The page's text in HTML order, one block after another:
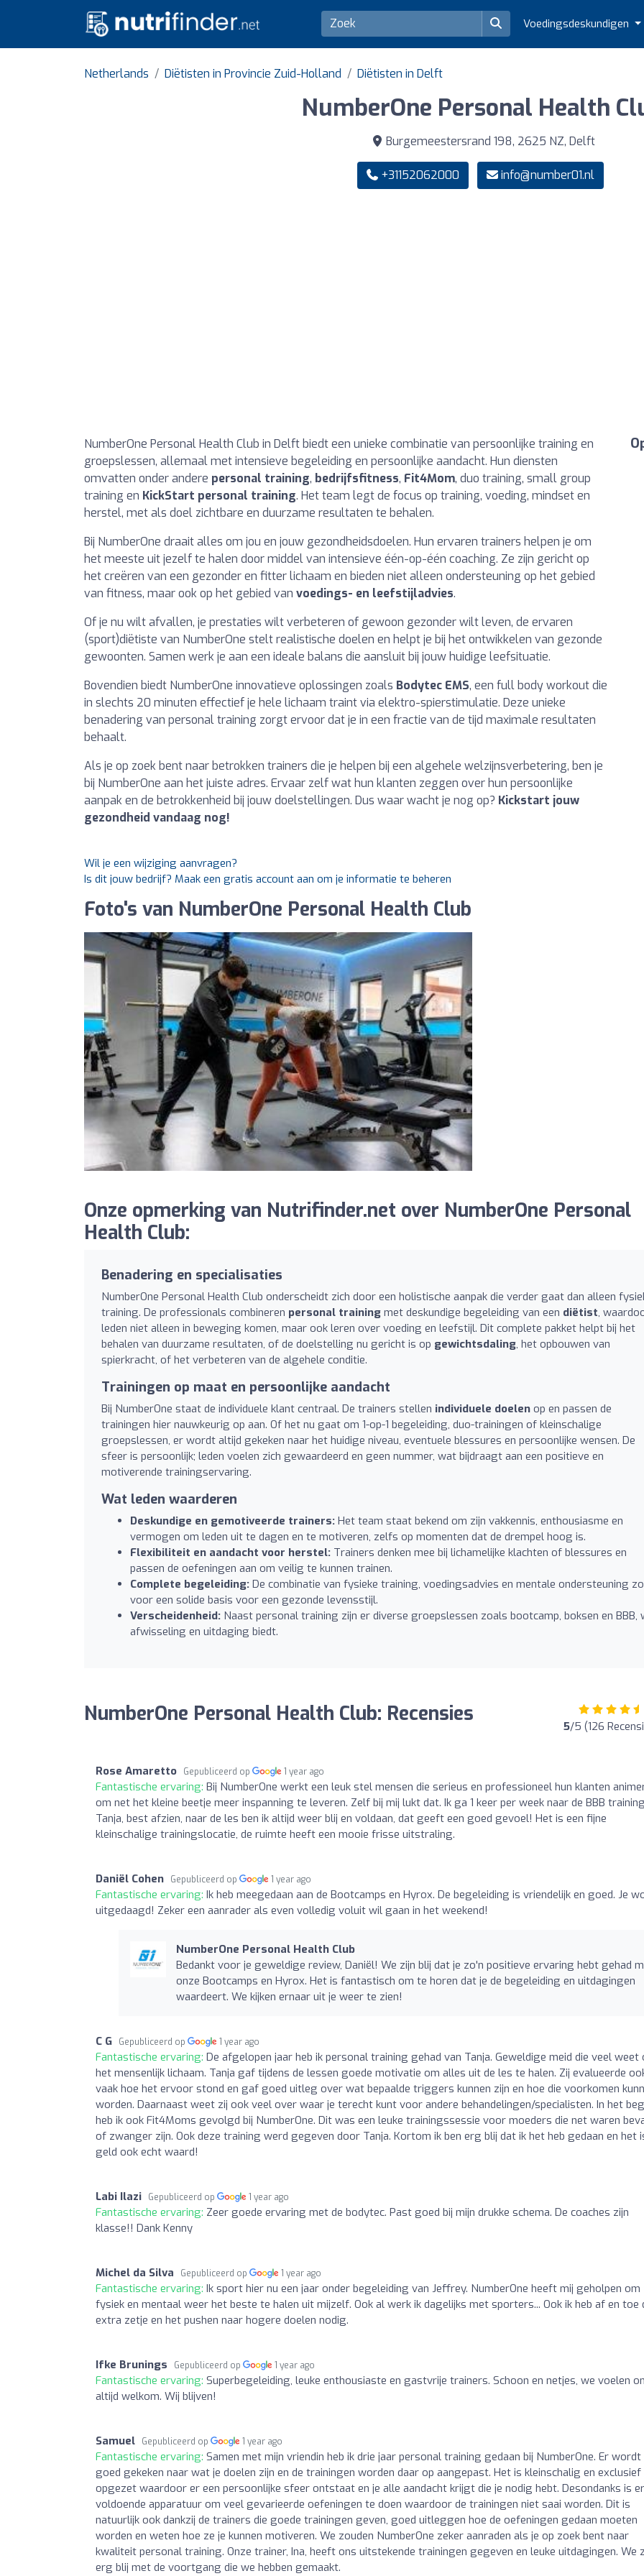
Voedingsdeskundigen
Netherlands Diëtisten in Provincie Zuid-Holland Diëtisten in Delft
NumberOne Personal Health
Burgemeestersrand 198, 2625 NZ, Delft
+31152062000 info@number01.nl
NumberOne Personal Health Club in Delft biedt een unieke combinatie van persoonlijke training en
groepslessen, allemaal met intensieve begeleiding en persoonlijke aandacht. Hun diensten
omvatten onder andere personal training, bedrijfsfitness, Fit4Mom, duo training, small group
training en KickStart personal training. Het team legt de focus op training, voeding, mindset en
herstel, met als doel zichtbare en duurzame resultaten te behalen.
Bij NumberOne draait alles om jou en jouw gezondheidsdoelen. Hun ervaren trainers helpen je om
het meeste uit jezelf te halen door middel van intensieve één-op-één coaching. Ze zijn gericht op
het creëren van een gezonder en fitter lichaam en bieden niet alleen ondersteuning op het gebied
van fitness, maar ook op het gebied van voedings- en leefstijladvies.
Of je nu wilt afvallen, je prestaties wilt verbeteren of gewoon gezonder wilt leven, de ervaren
(sport)diëtiste van NumberOne stelt realistische doelen en helpt je bij het ontwikkelen van gezonde
gewoonten. Samen werk je aan een ideale balans die aansluit bij jouw huidige leefsituatie.
Bovendien biedt NumberOne innovatieve oplossingen zoals Bodytec EMS, een full body workout die
in slechts 20 minuten effectief je hele lichaam traint via elektro-spierstimulatie. Deze unieke
benadering van personal training zorgt ervoor dat je in een fractie van de tijd maximale resultaten
behaalt.
Als je op zoek bent naar betrokken trainers die je helpen bij een algehele welzijnsverbetering, ben je
bij NumberOne aan het juiste adres. Ervaar zelf wat hun klanten zeggen over hun persoonlijke
aanpak en de betrokkenheid bij jouw doelstellingen. Dus waar wacht je nog op? Kickstart jouw
gezondheid vandaag nog!
Wil je een wijziging aanvragen?
Is dit jouw bedrijf? Maak een gratis account aan om je informatie te beheren
Foto's van NumberOne Personal Health Club
Onze opmerking van Nutrifinder.net over NumberOne Personal
Health Club:
Benadering en specialisaties
NumberOne Personal Health Club onderscheidt zich door een holistische aanpak die verder gaat dan alleen
training. De professionals combineren personal training met deskundige begeleiding van een diëtist,
leden niet alleen in beweging komen, maar ook leren over voeding en leefstijl. Dit complete pakket helpt bij het
behalen van duurzame resultaten, of de doelstelling nu gericht is op gewichtsdaling, het opbouwen van
spierkracht, of het verbeteren van de algehele conditie.
Trainingen op maat en persoonlijke aandacht
Bij NumberOne staat de individuele klant centraal. De trainers stellen individuele doelen op en passen de
trainingen hier nauwkeurig op aan. Of het nu gaat om 1-op-1 begeleiding, duo-trainingen of kleinschalige
groepslessen, er wordt altijd gekeken naar het huidige niveau, eventuele blessures en persoonlijke wensen. De
sfeer is persoonlijk; leden voelen zich gewaardeerd en geen nummer, wat bijdraagt aan een positieve en
motiverende trainingservaring.
Wat leden waarderen
Deskundige en gemotiveerde trainers: Het team staat bekend om zijn vakkennis, enthousiasme en
vermogen om leden uit te dagen en te motiveren, zelfs op momenten dat de drempel hoog is.
Flexibiliteit en aandacht voor herstel: Trainers denken mee bij lichamelijke klachten of blessures en
passen de oefeningen aan om veilig te kunnen trainen.
Complete begeleiding: De combinatie van fysieke training, voedingsadvies en mentale ondersteuning
voor een solide basis voor een gezonde levensstijl.
Verscheidenheid: Naast personal training zijn er diverse groepslessen zoals bootcamp, boksen en BBB,
afwisseling en uitdaging biedt.
NumberOne Personal Health Club: Recensies 5/5 (126
Rose Amaretto Gepubliceerd op 1 year ago
Fantastische ervaring: Bij NumberOne werkt een leuk stel mensen die serieus en professioneel hun klanten
om net het kleine beetje meer inspanning te leveren. Zelf bij mij lukt dat. Ik ga 1 keer per week naar de BBB
Tanja, best afzien, naar de les ben ik altijd weer blij en voldaan, dat geeft een goed gevoel! Het is een fijne
kleinschalige trainingslocatie, de ruimte heeft een mooie frisse uitstraling.
Daniël Cohen Gepubliceerd op 1 year ago
Fantastische ervaring: Ik heb meegedaan aan de Bootcamps en Hyrox. De begeleiding is vriendelijk en goed. Je
uitgedaagd! Zeker een aanrader als even volledig voluit wil gaan in het weekend!
NumberOne Personal Health Club
Bedankt voor je geweldige review, Daniël! We zijn blij dat je zo'n positieve ervaring hebt gehad
onze Bootcamps en Hyrox. Het is fantastisch om te horen dat je de begeleiding en uitdagingen
waardeert. We kijken ernaar uit je weer te zien!
C G Gepubliceerd op 1 year ago
Fantastische ervaring: De afgelopen jaar heb ik personal training gehad van Tanja. Geweldige meid die veel weet
het mensenlijk lichaam. Tanja gaf tijdens de lessen goede motivatie om alles uit de les te halen. Zij evalueerde
vaak hoe het ervoor stond en gaf goed uitleg over wat bepaalde triggers kunnen zijn en hoe die voorkomen
worden. Daarnaast weet zij ook veel over waar je terecht kunt voor andere behandelingen/specialisten. In het
heb ik ook Fit4Moms gevolgd bij NumberOne. Dit was een leuke trainingssessie voor moeders die net waren
of zwanger zijn. Ook deze training werd gegeven door Tanja. Kortom ik ben erg blij dat ik het heb gedaan en het
geld ook echt waard!
Labi Ilazi Gepubliceerd op 1 year ago
Fantastische ervaring: Zeer goede ervaring met de bodytec. Past goed bij mijn drukke schema. De coaches zijn
klasse!! Dank Kenny
Michel da Silva Gepubliceerd op 1 year ago
Fantastische ervaring: Ik sport hier nu een jaar onder begeleiding van Jeffrey. NumberOne heeft mij geholpen om
fysiek en mentaal weer het beste te halen uit mijzelf. Ook al werk ik dagelijks met sporters... Ook ik heb af en toe
extra zetje en het pushen naar hogere doelen nodig.
Ifke Brunings Gepubliceerd op 1 year ago
Fantastische ervaring: Superbegeleiding, leuke enthousiaste en gastvrije trainers. Schoon en netjes, we voelen
altijd welkom. Wij blijven!
Samuel Gepubliceerd op 1 year ago
Fantastische ervaring: Samen met mijn vriendin heb ik drie jaar personal training gedaan bij NumberOne. Er wordt
goed gekeken naar wat je doelen zijn en de trainingen worden daar op aangepast. Het is kleinschalig en exclusief
opgezet waardoor er een persoonlijke sfeer ontstaat en je alle aandacht krijgt die je nodig hebt. Desondanks is er
voldoende apparatuur om veel gevarieerde oefeningen te doen waardoor de trainingen niet saai worden. Dit is
natuurlijk ook dankzij de trainers die goede trainingen geven, goed uitleggen hoe de oefeningen gedaan moeten
worden en weten hoe ze je kunnen motiveren. We zouden NumberOne zeker aanraden als je op zoek bent naar
kwaliteit personal training. Onze trainer, Ina, heeft ons uitstekende trainingen gegeven en leuke uitdagingen. We
erg blij met de voortgang die we hebben gemaakt.